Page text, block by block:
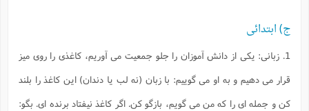
ج) ابتدائى
1. زبانى: يكى از دانش آموزان را جلو جمعيت مى آوريم، كاغذى را روى ميز
قرار مى دهيم و به او مى گوييم: با زبان (نه لب يا دندان) اين كاغذ را بلند
كن و جمله اى را كه من مى گويم، بازگو كن. اگر كاغذ نيفتاد برنده اى. بگو: